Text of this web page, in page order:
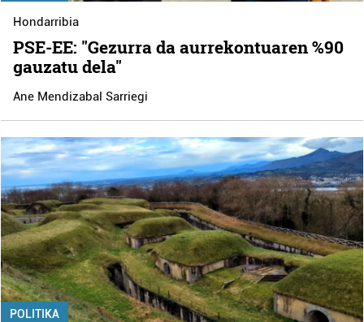
Hondarribia
PSE-EE: "Gezurra da aurrekontuaren %90
gauzatu dela"
Ane Mendizabal Sarriegi
POLITIKA